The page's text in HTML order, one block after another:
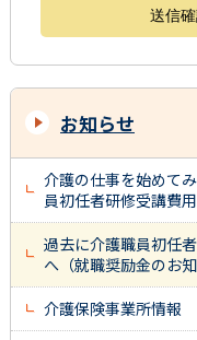
お知らせ
介護の仕事を始めて
員初任者研修受講費用
過去に介護職員初任
へ（就職奨励金のお知
介護保険事業所情報